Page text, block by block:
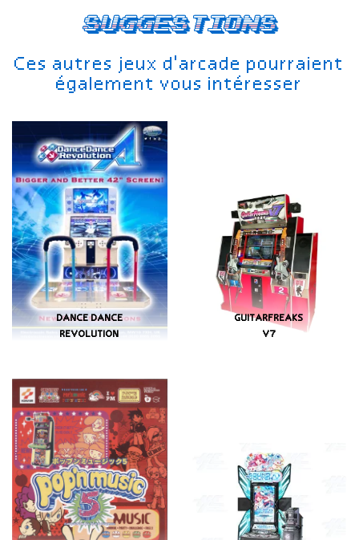
Suggestions
Ces autres jeux d'arcade pourraient
également vous intéresser
DANCE DANCE
REVOLUTION
GUITARFREAKS
V7